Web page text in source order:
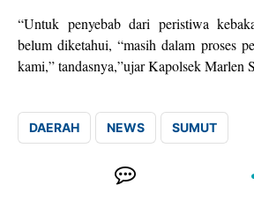
“Untuk penyebab dari peristiwa
belum diketahui, “masih dalam proses
kami,” tandasnya,”ujar Kapolsek Marlen
DAERAH NEWS SUMUT